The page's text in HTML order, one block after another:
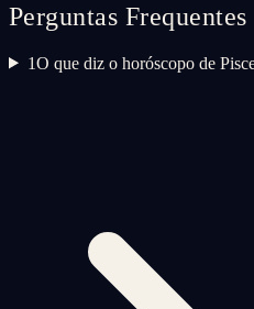
Perguntas Frequentes
1O que diz o horóscopo de